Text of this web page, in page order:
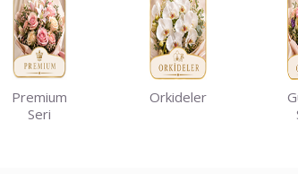
Premium
Seri
Orkideler